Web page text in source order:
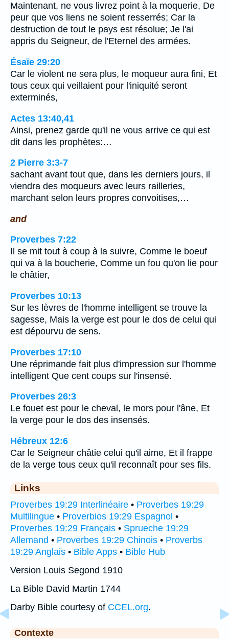
Maintenant, ne vous livrez point à la moquerie, De
peur que vos liens ne soient resserrés; Car la
destruction de tout le pays est résolue; Je l'ai
appris du Seigneur, de l'Eternel des armées.
Ésaïe 29:20
Car le violent ne sera plus, le moqueur aura fini, Et
tous ceux qui veillaient pour l'iniquité seront
exterminés,
Actes 13:40,41
Ainsi, prenez garde qu'il ne vous arrive ce qui est
dit dans les prophètes:…
2 Pierre 3:3-7
sachant avant tout que, dans les derniers jours, il
viendra des moqueurs avec leurs railleries,
marchant selon leurs propres convoitises,…
and
Proverbes 7:22
Il se mit tout à coup à la suivre, Comme le boeuf
qui va à la boucherie, Comme un fou qu'on lie pour
le châtier,
Proverbes 10:13
Sur les lèvres de l'homme intelligent se trouve la
sagesse, Mais la verge est pour le dos de celui qui
est dépourvu de sens.
Proverbes 17:10
Une réprimande fait plus d'impression sur l'homme
intelligent Que cent coups sur l'insensé.
Proverbes 26:3
Le fouet est pour le cheval, le mors pour l'âne, Et
la verge pour le dos des insensés.
Hébreux 12:6
Car le Seigneur châtie celui qu'il aime, Et il frappe
de la verge tous ceux qu'il reconnaît pour ses fils.
Links
Proverbes 19:29 Interlinéaire • Proverbes 19:29
Multilingue • Proverbios 19:29 Espagnol •
Proverbes 19:29 Français • Sprueche 19:29
Allemand • Proverbes 19:29 Chinois • Proverbs
19:29 Anglais • Bible Apps • Bible Hub
Version Louis Segond 1910
La Bible David Martin 1744
Darby Bible courtesy of CCEL.org.
Contexte